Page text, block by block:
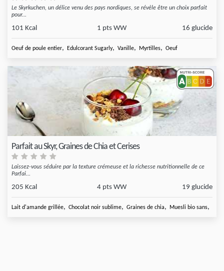
Le Skyrkuchen, un délice venu des pays nordiques, se révèle être un choix parfait
pour...
101 Kcal 1 pts WW 16 glucide
Oeuf de poule entier, Edulcorant Sugarly, Vanille, Myrtilles, Oeuf
Parfait au Skyr, Graines de Chia et Cerises
Laissez-vous séduire par la texture crémeuse et la richesse nutritionnelle de ce
Parfai...
205 Kcal 4 pts WW 19 glucide
Lait d'amande grillée, Chocolat noir sublime, Graines de chia, Muesli bio sans,